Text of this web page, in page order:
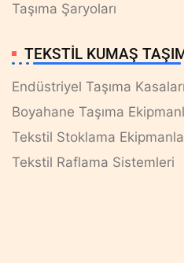
Taşıma Şaryoları
TEKSTİL KUMAŞ
Endüstriyel Taşıma Kasaları
Boyahane Taşıma
Tekstil Stoklama
Tekstil Raflama Sistemleri